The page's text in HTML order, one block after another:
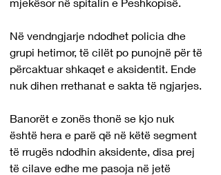
Në vendngjarje ndodhet policia dhe
grupi hetimor, të cilët po punojnë për të
përcaktuar shkaqet e aksidentit. Ende
nuk dihen rrethanat e sakta të ngjarjes.
Banorët e zonës thonë se kjo nuk
është hera e parë që në këtë segment
të rrugës ndodhin aksidente, disa prej
të cilave edhe me pasoja në jetë